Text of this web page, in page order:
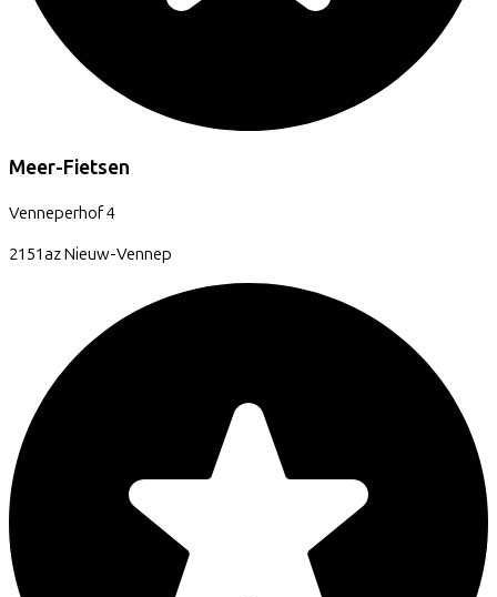
Meer-Fietsen
Venneperhof4
2151azNieuw-Vennep